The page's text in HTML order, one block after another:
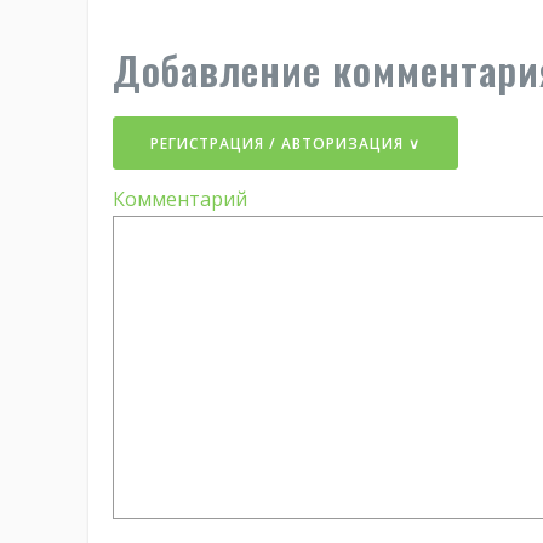
Добавление
РЕГИСТРАЦИЯ / АВТОРИЗАЦИЯ ∨
Комментарий